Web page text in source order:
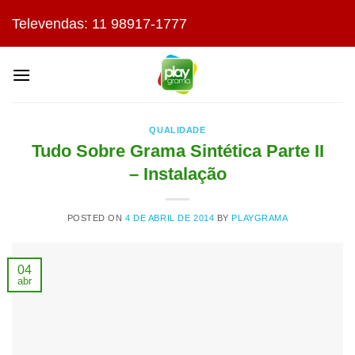
content
Televendas: 11 98917-1777
QUALIDADE
Tudo Sobre Grama Sintética Parte II
– Instalação
POSTED ON4 DE ABRIL DE 2014 BYPLAYGRAMA
04
abr